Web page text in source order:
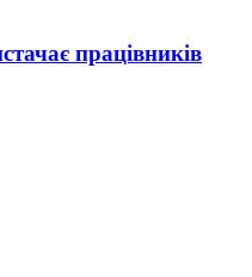
працівників